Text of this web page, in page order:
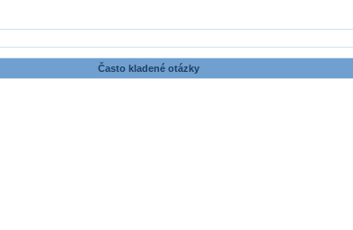
Často kladené otázky